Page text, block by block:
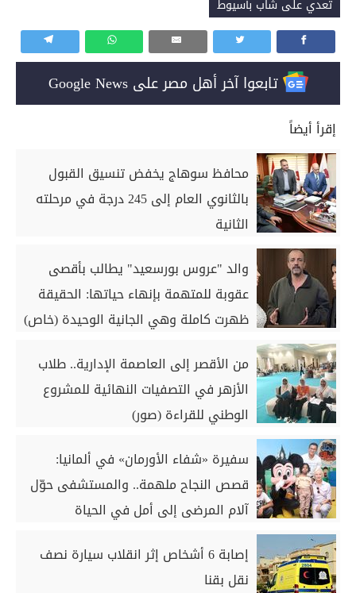
تعدي على شاب بأسيوط
تابعوا آخر أهل مصر على Google News
إقرأ أيضاً
محافظ سوهاج يخفض تنسيق القبول
بالثانوي العام إلى 245 درجة في مرحلته
الثانية
والد "عروس بورسعيد" يطالب بأقصى
عقوبة للمتهمة بإنهاء حياتها: الحقيقة
ظهرت كاملة وهي الجانية الوحيدة (خاص)
من الأقصر إلى العاصمة الإدارية.. طلاب
الأزهر في التصفيات النهائية للمشروع
الوطني للقراءة (صور)
سفيرة «شفاء الأورمان» في ألمانيا:
قصص النجاح ملهمة.. والمستشفى حوّل
آلام المرضى إلى أمل في الحياة
إصابة 6 أشخاص إثر انقلاب سيارة نصف
نقل بقنا